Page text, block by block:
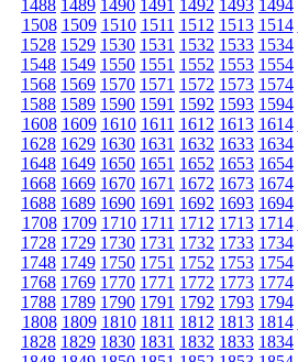
1488 1489 1490 1491 1492 1493 1494
1508 1509 1510 1511 1512 1513 1514
1528 1529 1530 1531 1532 1533 1534
1548 1549 1550 1551 1552 1553 1554
1568 1569 1570 1571 1572 1573 1574
1588 1589 1590 1591 1592 1593 1594
1608 1609 1610 1611 1612 1613 1614
1628 1629 1630 1631 1632 1633 1634
1648 1649 1650 1651 1652 1653 1654
1668 1669 1670 1671 1672 1673 1674
1688 1689 1690 1691 1692 1693 1694
1708 1709 1710 1711 1712 1713 1714
1728 1729 1730 1731 1732 1733 1734
1748 1749 1750 1751 1752 1753 1754
1768 1769 1770 1771 1772 1773 1774
1788 1789 1790 1791 1792 1793 1794
1808 1809 1810 1811 1812 1813 1814
1828 1829 1830 1831 1832 1833 1834